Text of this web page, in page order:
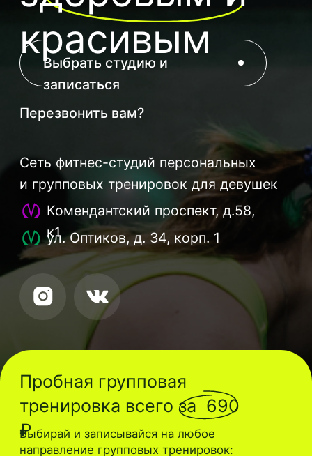
Комендантский
Сеть фитнес-студий персональных
и групповых тренировок для девушек
Перезвонить вам?
Комендантский проспект, д.58,
Выбирай и записывайся на любое
направление групповых тренировок:
Functional, Пилатес, Barre, Растяжка, Ягодицы
+ пресс и др
Пробная групповая
тренировка всего за 690
₽
Записаться на
тренировку
Тренироваться у нас
— классно и
выгодно
Твоя выгода